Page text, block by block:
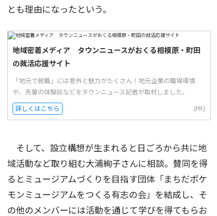
とも理由になったという。
地域密着メディア タウンニュースがおくる相模原・町田
の就活応援サイト
「地元で就職」には意外と魅力がたくさん！地元企業の職場環境
や、先輩の体験談などをタウンニュース記者が取材しました。
詳しくはこちら (PR)
そして、設立構想が生まれると日ごろから共に地
域活動など取り組む大浦絢子さんに相談。賛同を得
るとミュージアムづくりを目指す団体「まちだポケ
モンミュージアムをつくる有志の会」を結成し、そ
の他のメンバーには活動を通じて学びを得てもらお